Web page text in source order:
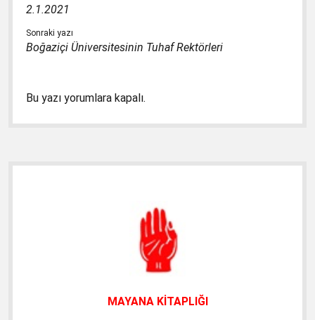
2.1.2021
Sonraki yazı
Boğaziçi Üniversitesinin Tuhaf Rektörleri
Bu yazı yorumlara kapalı.
Yan
MAYANA KİTAPLIĞI